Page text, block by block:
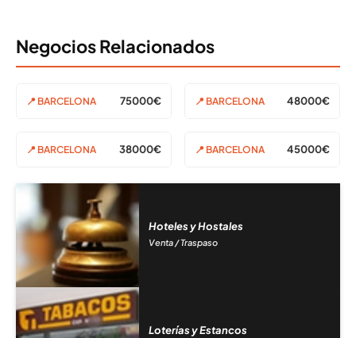
Negocios Relacionados
📍 BARCELONA 75000€ 📍 BARCELONA 48000€
📍 BARCELONA 38000€ 📍 BARCELONA 45000€
Hoteles y Hostales
Venta / Traspaso
Loterías y Estancos